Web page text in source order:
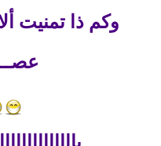
وكم ذا تمنيت